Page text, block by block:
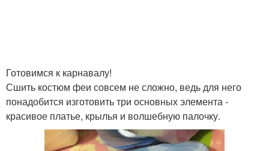
Готовимся к карнавалу!
Сшить костюм феи совсем не сложно, ведь для него
понадобится изготовить три основных элемента -
красивое платье, крылья и волшебную палочку.